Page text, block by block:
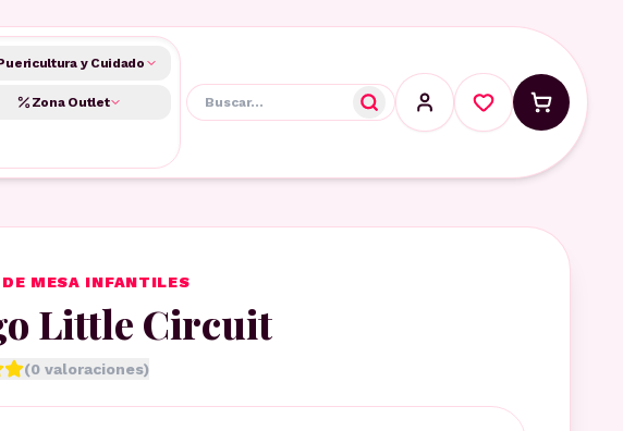
y Cuidado
Zona Outlet
MESA INFANTILES
Little Circuit
(0 valoraciones)